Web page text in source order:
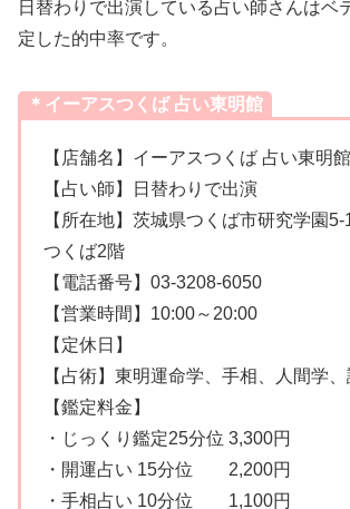
日替わりで出演している占い師さんはベ
定した的中率です。
＊イーアスつくば 占い東明館
【店舗名】イーアスつくば 占い東明館
【占い師】日替わりで出演
【所在地】茨城県つくば市研究学園5-
つくば2階
【電話番号】03-3208-6050
【営業時間】10:00～20:00
【定休日】
【占術】東明運命学、手相、人間学
【鑑定料金】
・じっくり鑑定25分位 3,300円
・開運占い 15分位 2,200円
・手相占い 10分位 1,100円